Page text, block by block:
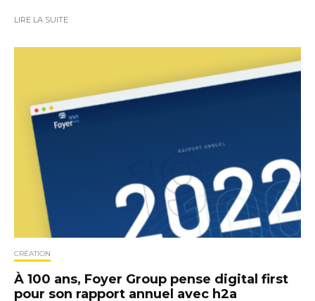
LIRE LA SUITE
CRÉATION
À 100 ans, Foyer Group pense digital first
pour son rapport annuel avec h2a